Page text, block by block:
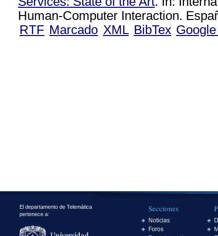
Human-Computer Interaction.
RTF Marcado XML BibTex
El departamento de Telemática
pertenece a:
Secciones
Noticias
Foros